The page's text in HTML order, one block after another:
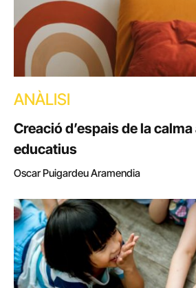
ANÀLISI
Creació d’espais de la
educatius
Oscar Puigardeu Aramendia